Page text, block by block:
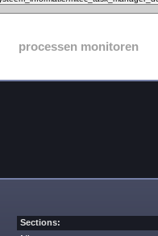
processen monitoren
Sections: